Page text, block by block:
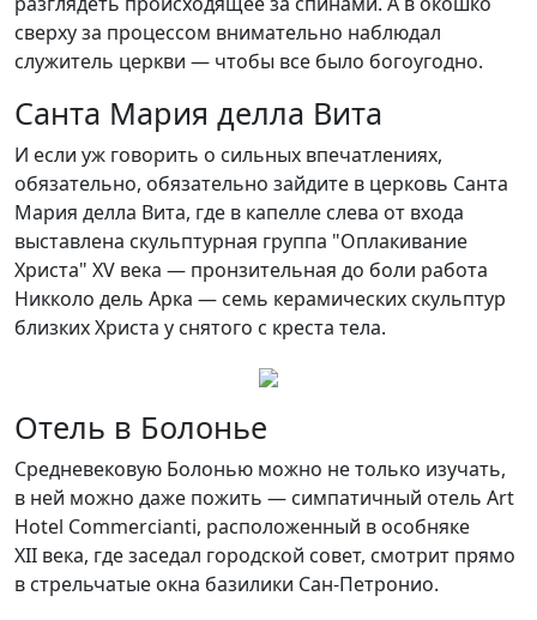
сверху за процессом внимательно наблюдал
служитель церкви — чтобы все было богоугодно.
Санта Мария делла Вита
И если уж говорить о сильных впечатлениях,
обязательно, обязательно зайдите в церковь Санта
Мария делла Вита, где в капелле слева от входа
выставлена скульптурная группа "Оплакивание
Христа" XV века — пронзительная до боли работа
Никколо дель Арка — семь керамических скульптур
близких Христа у снятого с креста тела.
Отель в Болонье
Средневековую Болонью можно не только изучать,
в ней можно даже пожить — симпатичный отель Art
Hotel Commercianti, расположенный в особняке
XII века, где заседал городской совет, смотрит прямо
в стрельчатые окна базилики Сан-Петронио.